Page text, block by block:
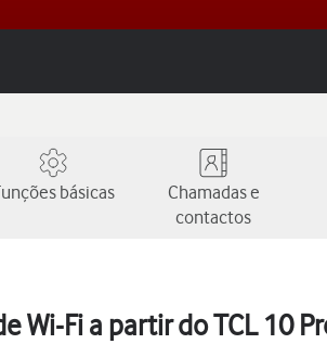
básicas
Chamadas e
contactos
Wi-Fi a partir do TCL 10